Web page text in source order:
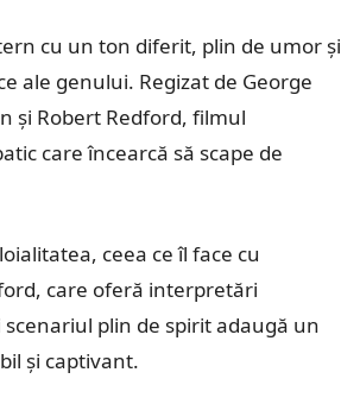
cu un ton diferit, plin de umor și
ale genului. Regizat de George
și Robert Redford, filmul
care încearcă să scape de
ceea ce îl face cu
care oferă interpretări
plin de spirit adaugă un
și captivant.